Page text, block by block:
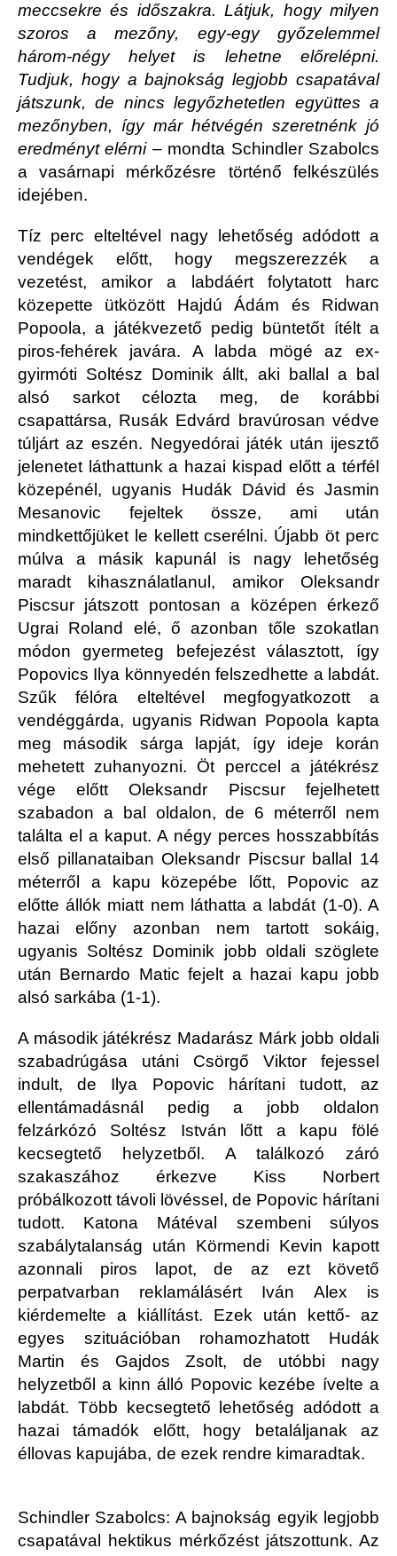
meccsekre és időszakra. Látjuk, hogy milyen
szoros a mezőny, egy-egy győzelemmel
három-négy helyet is lehetne előrelépni.
Tudjuk, hogy a bajnokság legjobb csapatával
játszunk, de nincs legyőzhetetlen együttes a
mezőnyben, így már hétvégén szeretnénk jó
eredményt elérni– mondta Schindler Szabolcs
a vasárnapi mérkőzésre történő felkészülés
idejében.
Tíz perc elteltével nagy lehetőség adódott a
vendégek előtt, hogy megszerezzék a
vezetést, amikor a labdáért folytatott harc
közepette ütközött Hajdú Ádám és Ridwan
Popoola, a játékvezető pedig büntetőt ítélt a
piros-fehérek javára. A labda mögé az ex-
gyirmóti Soltész Dominik állt, aki ballal a bal
alsó sarkot célozta meg, de korábbi
csapattársa, Rusák Edvárd bravúrosan védve
túljárt az eszén. Negyedórai játék után ijesztő
jelenetet láthattunk a hazai kispad előtt a térfél
közepénél, ugyanis Hudák Dávid és Jasmin
Mesanovic fejeltek össze, ami után
mindkettőjüket le kellett cserélni. Újabb öt perc
múlva a másik kapunál is nagy lehetőség
maradt kihasználatlanul, amikor Oleksandr
Piscsur játszott pontosan a középen érkező
Ugrai Roland elé, ő azonban tőle szokatlan
módon gyermeteg befejezést választott, így
Popovics Ilya könnyedén felszedhette a labdát.
Szűk félóra elteltével megfogyatkozott a
vendéggárda, ugyanis Ridwan Popoola kapta
meg második sárga lapját, így ideje korán
mehetett zuhanyozni. Öt perccel a játékrész
vége előtt Oleksandr Piscsur fejelhetett
szabadon a bal oldalon, de 6 méterről nem
találta el a kaput. A négy perces hosszabbítás
első pillanataiban Oleksandr Piscsur ballal 14
méterről a kapu közepébe lőtt, Popovic az
előtte állók miatt nem láthatta a labdát (1-0). A
hazai előny azonban nem tartott sokáig,
ugyanis Soltész Dominik jobb oldali szöglete
után Bernardo Matic fejelt a hazai kapu jobb
alsó sarkába (1-1).
A második játékrész Madarász Márk jobb oldali
szabadrúgása utáni Csörgő Viktor fejessel
indult, de Ilya Popovic hárítani tudott, az
ellentámadásnál pedig a jobb oldalon
felzárkózó Soltész István lőtt a kapu fölé
kecsegtető helyzetből. A találkozó záró
szakaszához érkezve Kiss Norbert
próbálkozott távoli lövéssel, de Popovic hárítani
tudott. Katona Mátéval szembeni súlyos
szabálytalanság után Körmendi Kevin kapott
azonnali piros lapot, de az ezt követő
perpatvarban reklamálásért Iván Alex is
kiérdemelte a kiállítást. Ezek után kettő- az
egyes szituációban rohamozhatott Hudák
Martin és Gajdos Zsolt, de utóbbi nagy
helyzetből a kinn álló Popovic kezébe ívelte a
labdát. Több kecsegtető lehetőség adódott a
hazai támadók előtt, hogy betaláljanak az
éllovas kapujába, de ezek rendre kimaradtak.
Schindler Szabolcs: A bajnokság egyik legjobb
csapatával hektikus mérkőzést játszottunk. Az